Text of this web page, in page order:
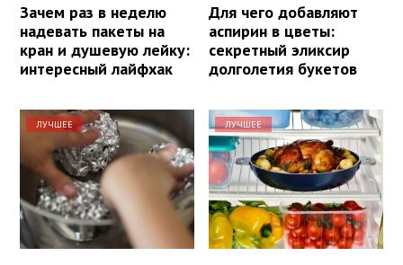
Зачем раз в неделю
надевать пакеты на
кран и душевую лейку:
интересный лайфхак
Для чего добавляют
аспирин в цветы:
секретный эликсир
долголетия букетов
ЛУЧШЕЕ ЛУЧШЕЕ